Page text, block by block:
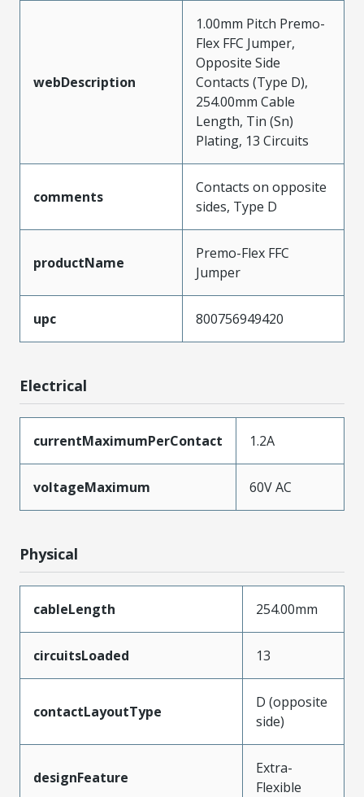
webDescription
1.00mm Pitch Premo-
Flex FFC Jumper,
Opposite Side
Contacts (Type D),
254.00mm Cable
Length, Tin (Sn)
Plating, 13 Circuits
comments
Contacts on opposite
sides, Type D
productName
Premo-Flex FFC
Jumper
upc 800756949420
Electrical
currentMaximumPerContact 1.2A
voltageMaximum 60V AC
Physical
cableLength 254.00mm
circuitsLoaded 13
contactLayoutType
D (opposite
side)
designFeature
Extra-
Flexible